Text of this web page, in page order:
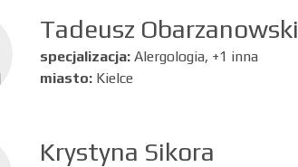
Tadeusz Obarzanowski
specjalizacja:Alergologia, +1 inna
miasto: Kielce
Krystyna Sikora